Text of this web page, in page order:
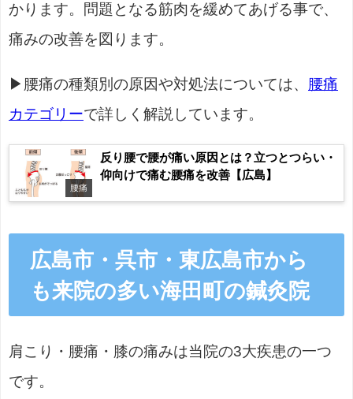
かります。問題となる筋肉を緩めてあげる事で、
痛みの改善を図ります。
▶腰痛の種類別の原因や対処法については、
腰痛
カテゴリーで詳しく解説しています。
腰痛
反り腰で腰が痛い原因とは？立つとつらい・
仰向けで痛む腰痛を改善【広島】
広島市・呉市・東広島市から
も来院の多い海田町の鍼灸院
肩こり・腰痛・膝の痛みは当院の3大疾患の一つ
です。